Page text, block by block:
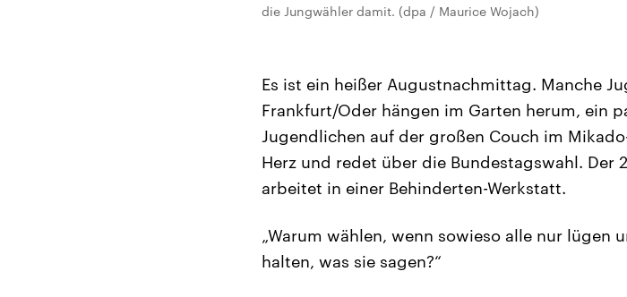
die Jungwähler damit. (dpa / Maurice Wojach)
Es ist ein heißer Augustnachmittag. Manche
Frankfurt/Oder hängen im Garten herum, ein
Jugendlichen auf der großen Couch im
Herz und redet über die Bundestagswahl. Der
arbeitet in einer Behinderten-Werkstatt.
„Warum wählen, wenn sowieso alle nur lügen
halten, was sie sagen?“